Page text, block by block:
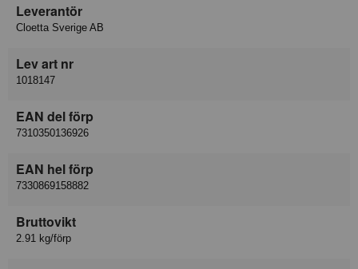
Leverantör
Cloetta Sverige AB
Lev art nr
1018147
EAN del förp
7310350136926
EAN hel förp
7330869158882
Bruttovikt
2.91 kg/förp